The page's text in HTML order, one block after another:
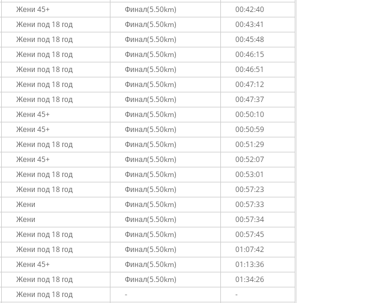
Жени 45+ Финал(5.50km)
00:42:40
Жени под 18 год Финал(5.50km)
00:43:41
Жени под 18 год Финал(5.50km)
00:45:48
Жени под 18 год Финал(5.50km)
00:46:15
Жени под 18 год Финал(5.50km)
00:46:51
Жени под 18 год Финал(5.50km)
00:47:12
Жени под 18 год Финал(5.50km)
00:47:37
Жени 45+ Финал(5.50km)
00:50:10
Жени 45+ Финал(5.50km)
00:50:59
Жени под 18 год Финал(5.50km)
00:51:29
Жени 45+ Финал(5.50km)
00:52:07
Жени под 18 год Финал(5.50km)
00:53:01
Жени под 18 год Финал(5.50km)
00:57:23
Жени Финал(5.50km)
00:57:33
Жени Финал(5.50km)
00:57:34
Жени под 18 год Финал(5.50km)
00:57:45
Жени под 18 год Финал(5.50km)
01:07:42
Жени 45+ Финал(5.50km)
01:13:36
Жени под 18 год Финал(5.50km)
01:34:26
Жени под 18 год -
-